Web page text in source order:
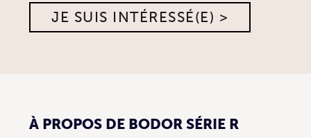
JE SUIS INTÉRESSÉ(E) >
À PROPOS DE BODOR SÉRIE R